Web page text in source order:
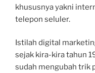
khususnya yakni
telepon seluler.
Istilah digital
sejak kira-kira tahun
sudah mengubah trik